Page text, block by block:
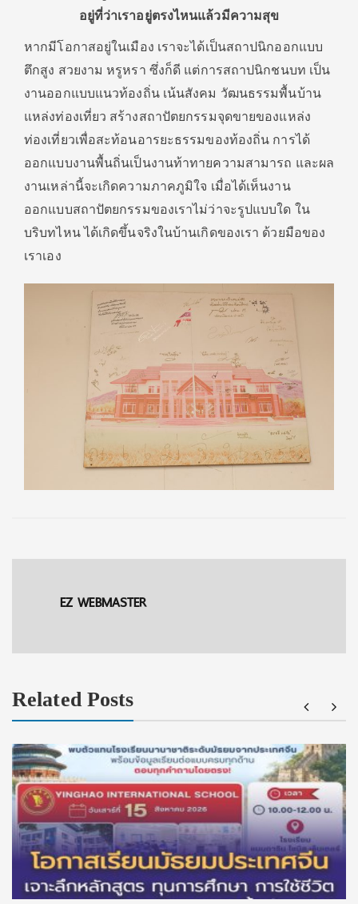
อยู่ที่ว่าเราอยู่ตรงไหนแล้วมีความสุข
หากมีโอกาสอยู่ในเมือง เราจะได้เป็นสถาปนิกออกแบบ
ตึกสูง สวยงาม หรูหรา ซึ่งก็ดี แต่การสถาปนิกชนบท เป็น
งานออกแบบแนวท้องถิ่น เน้นสังคม วัฒนธรรมพื้นบ้าน
แหล่งท่องเที่ยว สร้างสถาปัตยกรรมจุดขายของแหล่ง
ท่องเที่ยวเพื่อสะท้อนอารยะธรรมของท้องถิ่น การได้
ออกแบบงานพื้นถิ่นเป็นงานท้าทายความสามารถ และผล
งานเหล่านี้จะเกิดความภาคภูมิใจ เมื่อได้เห็นงาน
ออกแบบสถาปัตยกรรมของเราไม่ว่าจะรูปแบบใด ใน
บริบทไหน ได้เกิดขึ้นจริงในบ้านเกิดของเรา ด้วยมือของ
เราเอง
EZ WEBMASTER
Related Posts